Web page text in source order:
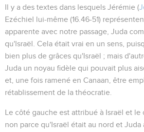
Il y a des textes dans lesquels Jérémie (
Ezéchiel lui-même (16.46-51)
apparente avec notre passage, Juda
qu'lsraël. Cela était vrai en un sens,
bien plus de grâces qu'Israël ; mais
Juda un noyau fidèle qui pouvait plus
et, une fois ramené en Canaan, être
rétablissement de la théocratie.
Le côté gauche est attribué à Israël et le
non parce qu'Israël était au nord et Juda